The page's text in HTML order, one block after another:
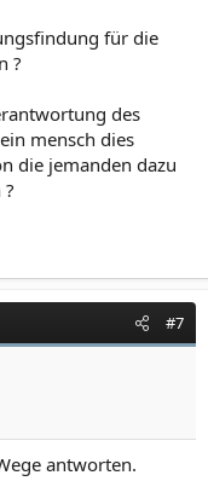
für die
?
des
mensch dies
die jemanden dazu
#7
antworten.